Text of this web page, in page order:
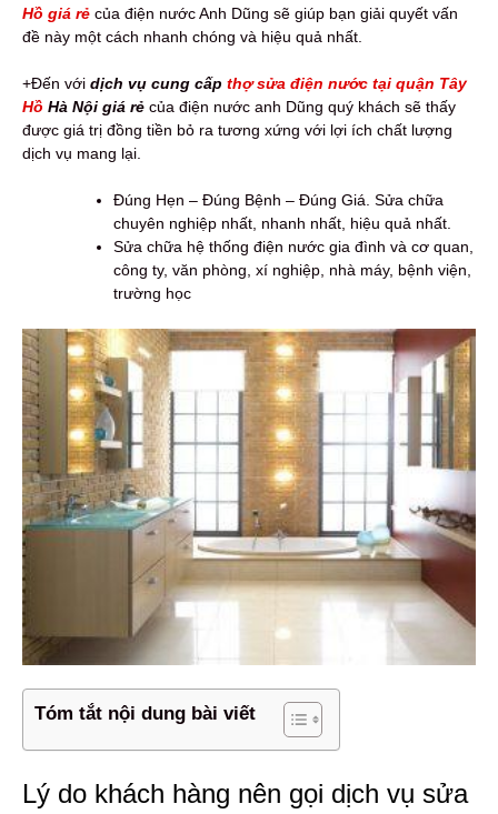
Hồ giá rẻ của điện nước Anh Dũng sẽ giúp bạn giải quyết vấn
đề này một cách nhanh chóng và hiệu quả nhất.
+Đến với dịch vụ cung cấp thợ sửa điện nước tại quận Tây
Hồ Hà Nội giá rẻ của điện nước anh Dũng quý khách sẽ thấy
được giá trị đồng tiền bỏ ra tương xứng với lợi ích chất lượng
dịch vụ mang lại.
Đúng Hẹn – Đúng Bệnh – Đúng Giá. Sửa chữa
chuyên nghiệp nhất, nhanh nhất, hiệu quả nhất.
Sửa chữa hệ thống điện nước gia đình và cơ quan,
công ty, văn phòng, xí nghiệp, nhà máy, bệnh viện,
trường học
Tóm tắt nội dung bài viết
Lý do khách hàng nên gọi dịch vụ sửa